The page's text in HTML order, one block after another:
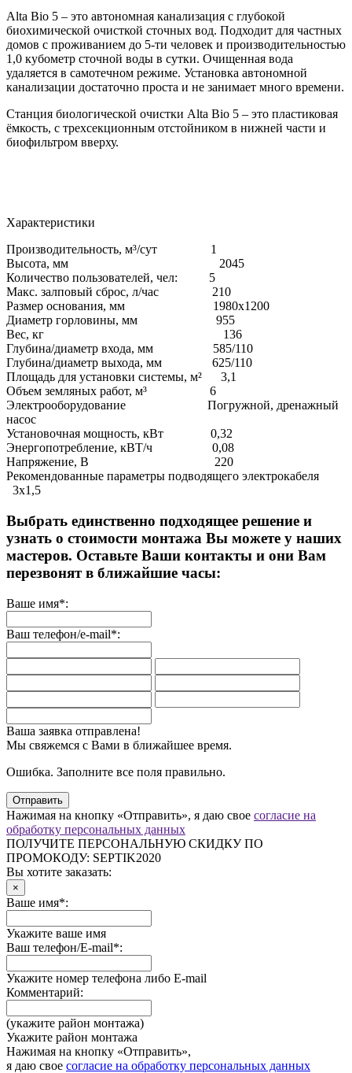
Alta Bio 5 – это автономная канализация с глубокой
биохимической очисткой сточных вод. Подходит для частных
домов с проживанием до 5-ти человек и производительностью
1,0 кубометр сточной воды в сутки. Очищенная вода
удаляется в самотечном режиме. Установка автономной
канализации достаточно проста и не занимает много времени.
Станция биологической очистки Alta Bio 5 – это пластиковая
ёмкость, с трехсекционным отстойником в нижней части и
биофильтром вверху.
Характеристики
Производительность, м³/сут 1
Высота, мм 2045
Количество пользователей, чел: 5
Макс. залповый сброс, л/час 210
Размер основания, мм 1980х1200
Диаметр горловины, мм 955
Вес, кг 136
Глубина/диаметр входа, мм 585/110
Глубина/диаметр выхода, мм 625/110
Площадь для установки системы, м² 3,1
Объем земляных работ, м³ 6
Электрооборудование Погружной, дренажный
насос
Установочная мощность, кВт 0,32
Энергопотребление, кВТ/ч 0,08
Напряжение, В 220
Рекомендованные параметры подводящего электрокабеля
3х1,5
Выбрать единственно подходящее решение и
узнать о стоимости монтажа Вы можете у наших
мастеров. Оставьте Ваши контакты и они Вам
перезвонят в ближайшие часы:
Ваше имя*:
Ваш телефон/e-mail*:
Ваша заявка отправлена!
Мы свяжемся с Вами в ближайшее время.
Ошибка. Заполните все поля правильно.
Отправить
Нажимая на кнопку «Отправить», я даю свое согласие на
обработку персональных данных
ПОЛУЧИТЕ ПЕРСОНАЛЬНУЮ СКИДКУ ПО
ПРОМОКОДУ: SEPTIK2020
Вы хотите заказать:
×
Ваше имя*:
Укажите ваше имя
Ваш телефон/E-mail*:
Укажите номер телефона либо E-mail
Комментарий:
(укажите район монтажа)
Укажите район монтажа
Нажимая на кнопку «Отправить»,
я даю свое согласие на обработку персональных данных